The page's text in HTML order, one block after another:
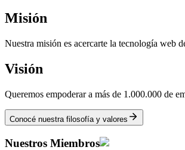
Misión
Nuestra misión es acercarte la tecnología web
Visión
Queremos empoderar a más de 1.000.000 de
Conocé nuestra filosofía y valores
Nuestros Miembros